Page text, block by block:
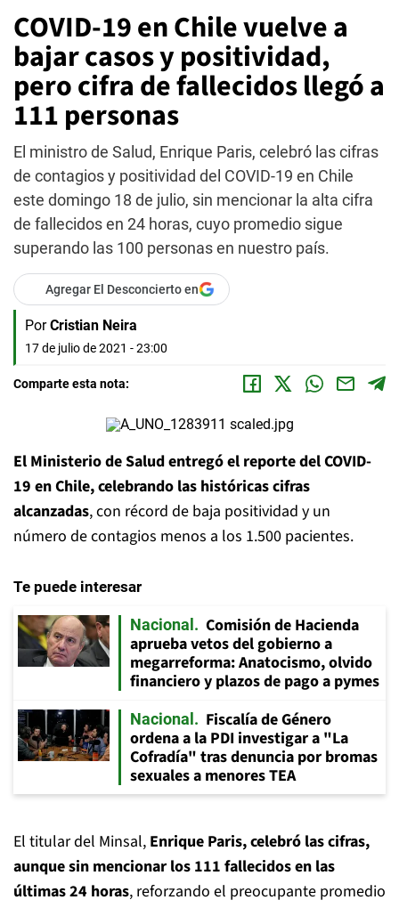
COVID-19 en Chile vuelve a
bajar casos y positividad,
pero cifra de fallecidos llegó a
111 personas
El ministro de Salud, Enrique Paris, celebró las cifras
de contagios y positividad del COVID-19 en Chile
este domingo 18 de julio, sin mencionar la alta cifra
de fallecidos en 24 horas, cuyo promedio sigue
superando las 100 personas en nuestro país.
Agregar El Desconcierto en
Por Cristian Neira
17 de julio de 2021 - 23:00
Comparte esta nota:
El Ministerio de Salud entregó el reporte del COVID-
19 en Chile, celebrando las históricas cifras
alcanzadas, con récord de baja positividad y un
número de contagios menos a los 1.500 pacientes.
Te puede interesar
Nacional
Comisión de Hacienda
aprueba vetos del gobierno a
megarreforma: Anatocismo, olvido
financiero y plazos de pago a pymes
Nacional
Fiscalía de Género
ordena a la PDI investigar a "La
Cofradía" tras denuncia por bromas
sexuales a menores TEA
El titular del Minsal, Enrique Paris, celebró las cifras,
aunque sin mencionar los 111 fallecidos en las
últimas 24 horas, reforzando el preocupante promedio